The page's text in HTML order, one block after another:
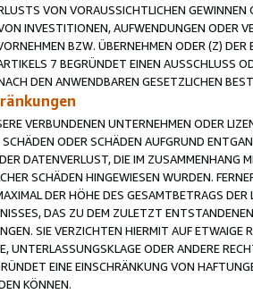
VON VORAUSSICHTLICHEN
INVESTITIONEN, AUFWENDUNGEN ODER
BZW. ÜBERNEHMEN ODER (Z)
7 BEGRÜNDET EINEN AUSSCHLUSS
DEN ANWENDBAREN GESETZLICHEN
VERBUNDENEN UNTERNEHMEN ODER
SCHÄDEN ODER SCHÄDEN AUFGRUND
DATENVERLUST, DIE IM ZUSAMMENHANG
SCHÄDEN HINGEWIESEN WURDEN.
DER HÖHE DES GESAMTBETRAGS
DAS ZU DEM ZULETZT
SIE VERZICHTEN HIERMIT AUF
UNTERLASSUNGSKLAGE ODER ANDERE
EINE EINSCHRÄNKUNG VON
KÖNNEN.